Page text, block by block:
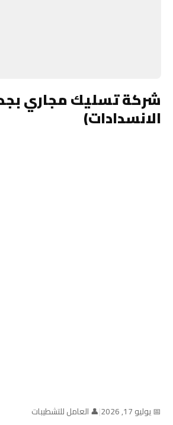
شركة تسليك مجاري
الانسدادات)
📅 يوليو 17, 2026 |👤 العامل للتشطيبات